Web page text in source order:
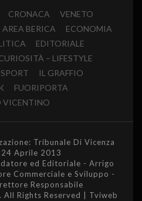
CRONACA
VENETO
AREA BERICA
ECONOMIA
EDITORIALE
– LIFESTYLE
SPORT
IL GRAFFIO
FUORIPORTA
VICENTINO
Tribunale Di Vicenza
Aprile 2013
ed Editoriale - Arrigo
Commerciale e Sviluppo -
Responsabile
Rights Reserved | Tviweb